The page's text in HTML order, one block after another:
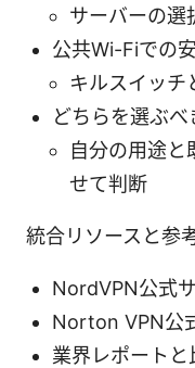
サーバーの選
公共Wi-Fiでの
キルスイッチ
どちらを選ぶべ
自分の用途と
せて判断
統合リソースと参
NordVPN公式
Norton VPN公
業界レポートと